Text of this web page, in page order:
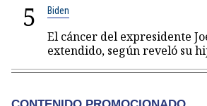
5 Biden
El cáncer del expresidente
extendido, según reveló su